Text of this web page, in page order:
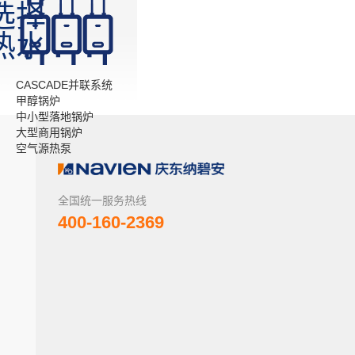
CASCADE并联系统
甲醇锅炉
中小型落地锅炉
大型商用锅炉
空气源热泵
择
水
全国统一服务热线
400-160-2369